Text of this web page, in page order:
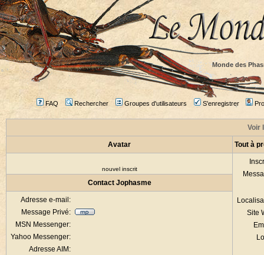
Monde des
FAQ Rechercher Groupes d'utilisateurs S'enregistrer
Voir
Avatar Tout à
nouvel inscrit
Site
Contact Jophasme
Adresse e-mail:
Message Privé:
MSN Messenger:
Yahoo Messenger:
Adresse AIM: